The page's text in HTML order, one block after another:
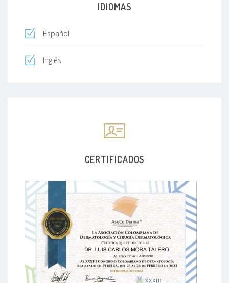
IDIOMAS
Español
Inglés
CERTIFICADOS